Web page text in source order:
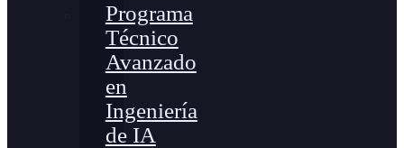
Programa
Técnico
Avanzado
en
Ingeniería
de IA